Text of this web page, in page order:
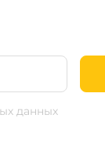
данных